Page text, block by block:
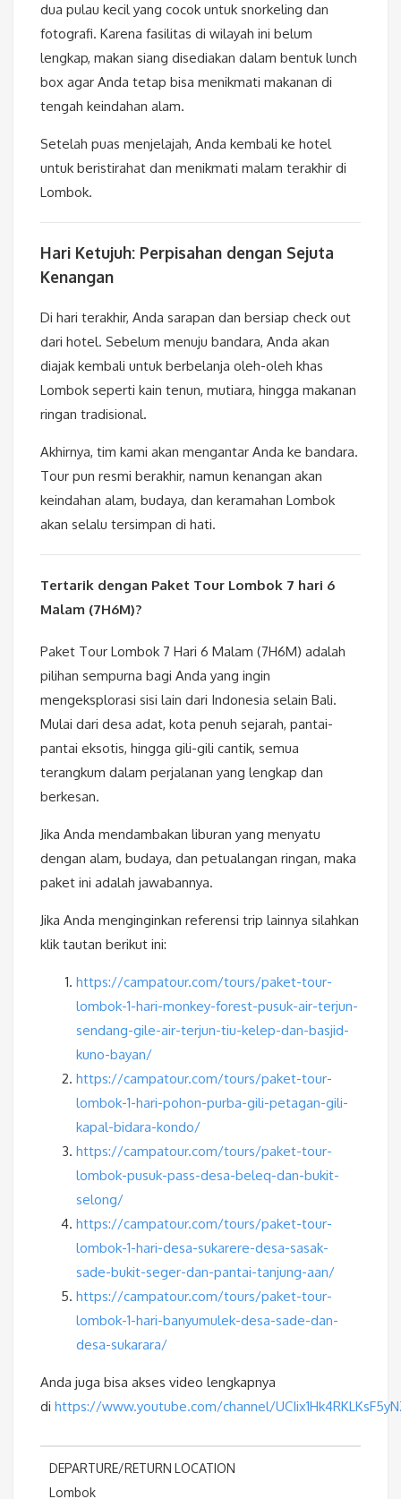
dua pulau kecil yang cocok untuk snorkeling dan
fotografi. Karena fasilitas di wilayah ini belum
lengkap, makan siang disediakan dalam bentuk lunch
box agar Anda tetap bisa menikmati makanan di
tengah keindahan alam.
Setelah puas menjelajah, Anda kembali ke hotel
untuk beristirahat dan menikmati malam terakhir di
Lombok.
Hari Ketujuh: Perpisahan dengan Sejuta
Kenangan
Di hari terakhir, Anda sarapan dan bersiap check out
dari hotel. Sebelum menuju bandara, Anda akan
diajak kembali untuk berbelanja oleh-oleh khas
Lombok seperti kain tenun, mutiara, hingga makanan
ringan tradisional.
Akhirnya, tim kami akan mengantar Anda ke bandara.
Tour pun resmi berakhir, namun kenangan akan
keindahan alam, budaya, dan keramahan Lombok
akan selalu tersimpan di hati.
Tertarik dengan Paket Tour Lombok 7 hari 6
Malam (7H6M)?
Paket Tour Lombok 7 Hari 6 Malam (7H6M) adalah
pilihan sempurna bagi Anda yang ingin
mengeksplorasi sisi lain dari Indonesia selain Bali.
Mulai dari desa adat, kota penuh sejarah, pantai-
pantai eksotis, hingga gili-gili cantik, semua
terangkum dalam perjalanan yang lengkap dan
berkesan.
Jika Anda mendambakan liburan yang menyatu
dengan alam, budaya, dan petualangan ringan, maka
paket ini adalah jawabannya.
Jika Anda menginginkan referensi trip lainnya silahkan
klik tautan berikut ini:
https://campatour.com/tours/paket-tour-
lombok-1-hari-monkey-forest-pusuk-air-terjun-
sendang-gile-air-terjun-tiu-kelep-dan-basjid-
kuno-bayan/
https://campatour.com/tours/paket-tour-
lombok-1-hari-pohon-purba-gili-petagan-gili-
kapal-bidara-kondo/
https://campatour.com/tours/paket-tour-
lombok-pusuk-pass-desa-beleq-dan-bukit-
selong/
https://campatour.com/tours/paket-tour-
lombok-1-hari-desa-sukarere-desa-sasak-
sade-bukit-seger-dan-pantai-tanjung-aan/
https://campatour.com/tours/paket-tour-
lombok-1-hari-banyumulek-desa-sade-dan-
desa-sukarara/
Anda juga bisa akses video lengkapnya
di https://www.youtube.com/channel/
DEPARTURE/RETURN LOCATION
Lombok